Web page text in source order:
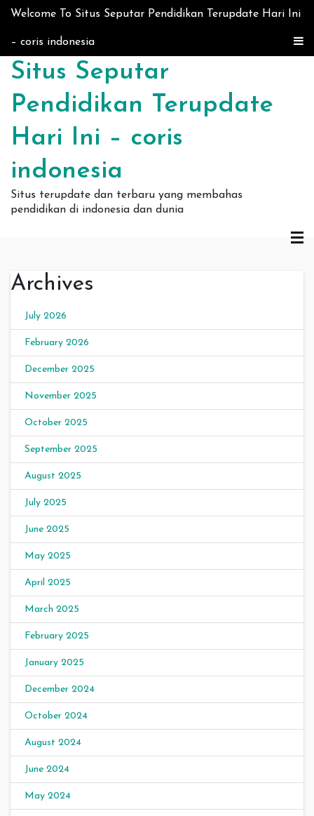
Skip to content
Welcome To Situs Seputar Pendidikan Terupdate Hari Ini
– coris indonesia
Situs Seputar
Pendidikan Terupdate
Hari Ini – coris
indonesia
Situs terupdate dan terbaru yang membahas
pendidikan di indonesia dan dunia
Archives
July 2026
February 2026
December 2025
November 2025
October 2025
September 2025
August 2025
July 2025
June 2025
May 2025
April 2025
March 2025
February 2025
January 2025
December 2024
October 2024
August 2024
June 2024
May 2024